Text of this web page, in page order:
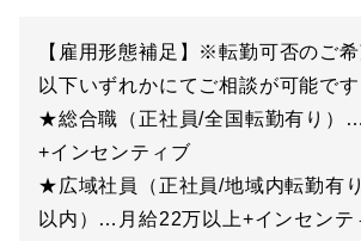
【雇用形態補足】※転勤可否のご希
以下いずれかにてご相談が可能です
★総合職（正社員/全国転勤有り）
+インセンティブ
★広域社員（正社員/地域内転勤有
以内）…月給22万以上+インセンテ